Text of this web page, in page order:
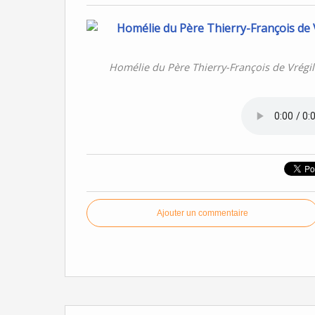
Homélie du Père Thierry-François de
Ajouter un commentaire